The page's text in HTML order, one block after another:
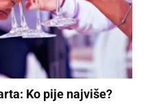
Ko pije najviše?